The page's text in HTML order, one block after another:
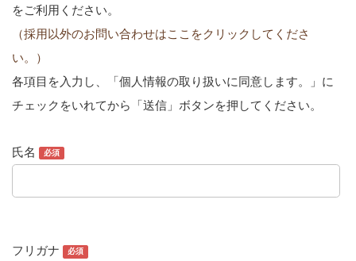
をご利用ください。
（採用以外のお問い合わせはここをクリックしてくださ
い。）
各項目を入力し、「個人情報の取り扱いに同意します。」に
チェックをいれてから「送信」ボタンを押してください。
氏名 必須
フリガナ 必須